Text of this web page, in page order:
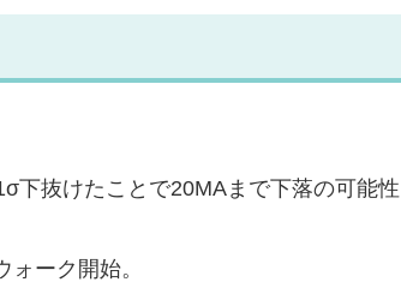
下抜けたことで20MAまで下落の可能性
ーク開始。